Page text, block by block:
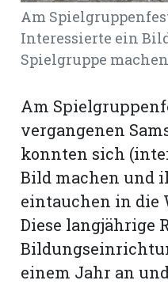
offizielle
Mitteilungen
Am
Interessierte ein
Spielgruppe
Am
vergangenen
konnten sich
Bild machen und
eintauchen in die
Diese langjährige
einem Jahr an